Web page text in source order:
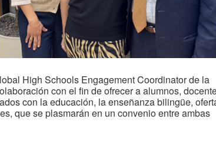
High Schools Engagement Coordinator de la
con el fin de ofrecer a alumnos,
con la educación, la enseñanza bilingüe,
que se plasmarán en un convenio entre ambas